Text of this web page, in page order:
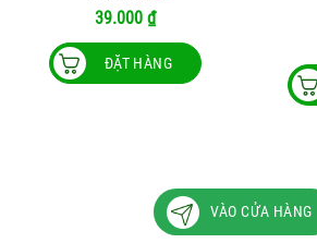
39.000 ₫
ĐẶT HÀNG
VÀO CỬA HÀNG